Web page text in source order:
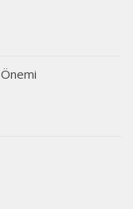
Önemi